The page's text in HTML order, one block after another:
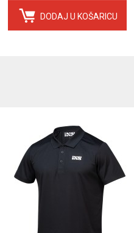
DODAJ U KOŠARICU